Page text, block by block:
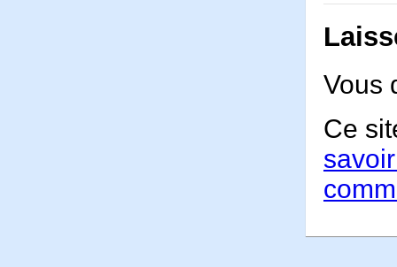
Vous
Ce